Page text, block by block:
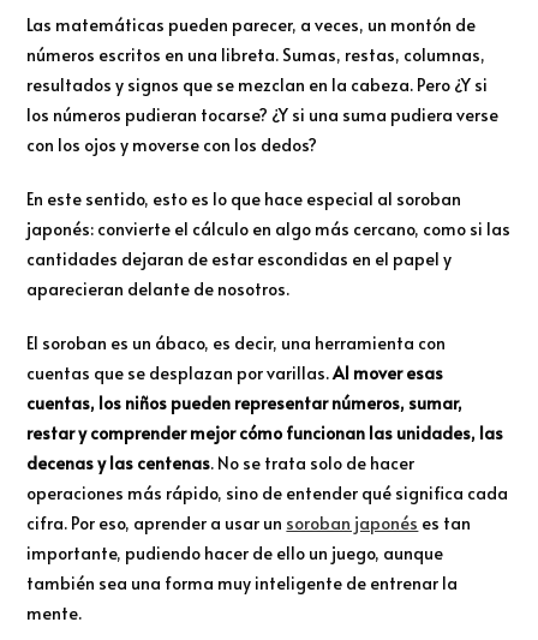
Las matemáticas pueden parecer, a veces, un montón de
números escritos en una libreta. Sumas, restas, columnas,
resultados y signos que se mezclan en la cabeza. Pero ¿Y si
los números pudieran tocarse? ¿Y si una suma pudiera verse
con los ojos y moverse con los dedos?
En este sentido, esto es lo que hace especial al soroban
japonés: convierte el cálculo en algo más cercano, como si las
cantidades dejaran de estar escondidas en el papel y
aparecieran delante de nosotros.
El soroban es un ábaco, es decir, una herramienta con
cuentas que se desplazan por varillas.Al mover esas
cuentas, los niños pueden representar números, sumar,
restar y comprender mejor cómo funcionan las unidades, las
decenas y las centenas. No se trata solo de hacer
operaciones más rápido, sino de entender qué significa cada
cifra. Por eso, aprender a usar un soroban japonés es tan
importante, pudiendo hacer de ello un juego, aunque
también sea una forma muy inteligente de entrenar la
mente.